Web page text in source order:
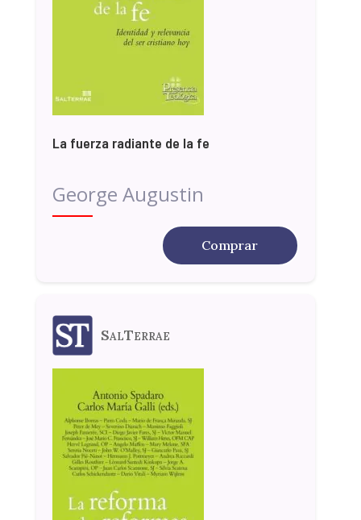
La fuerza radiante de la fe
George Augustin
Comprar
SalTerrae